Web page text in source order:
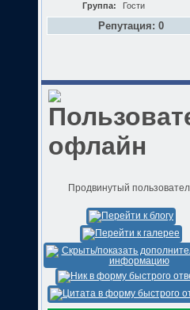
Группа: Гости
Репутация: 0
Продвинутый